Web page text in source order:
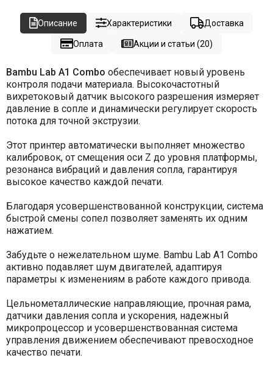
Описание Характеристики Доставка
Оплата Акции и статьи (20)
Bambu Lab A1 Combo обеспечивает новый уровень
контроля подачи материала. Высокочастотный
вихретоковый датчик высокого разрешения измеряет
давление в сопле и динамически регулирует скорость
потока для точной экструзии.
Этот принтер автоматически выполняет множество
калибровок, от смещения оси Z до уровня платформы,
резонанса вибраций и давления сопла, гарантируя
высокое качество каждой печати.
Благодаря усовершенствованной конструкции, система
быстрой смены сопел позволяет заменять их одним
нажатием.
Забудьте о нежелательном шуме. Bambu Lab A1 Combo
активно подавляет шум двигателей, адаптируя
параметры к изменениям в работе каждого привода.
Цельнометаллические направляющие, прочная рама,
датчики давления сопла и ускорения, надежный
микропроцессор и усовершенствованная система
управления движением обеспечивают превосходное
качество печати.